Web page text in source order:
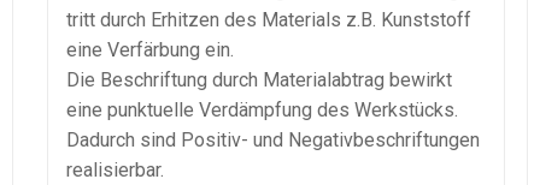
tritt durch Erhitzen des Materials z.B. Kunststoff
eine Verfärbung ein.
Die Beschriftung durch Materialabtrag bewirkt
eine punktuelle Verdämpfung des Werkstücks.
Dadurch sind Positiv- und Negativbeschriftungen
realisierbar.